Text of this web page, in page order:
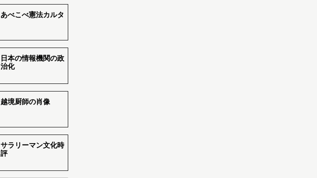
あべこべ憲法カルタ
日本の情報機関の政
治化
越境厨師の肖像
サラリーマン文化時
評